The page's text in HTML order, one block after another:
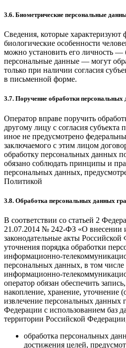
3.6. Биометрические персональные
Сведения, которые характеризуют
биологические особенности
можно установить его личность —
персональные данные — могут
только при наличии согласия
в письменной форме.
3.7. Поручение обработки
Оператор вправе поручить
другому лицу с согласия субъекта
иное не предусмотрено
заключаемого с этим лицом
обработку персональных данных
обязано соблюдать принципы и
персональных данных,
Политикой
3.8. Обработка персональных данных
В соответствии со статьей 2
21.07.2014 № 242-ФЗ «О внесении
законодательные акты Российской
уточнения порядка обработки
информационно-
персональных данных, в том числе
информационно-
оператор обязан обеспечить
накопление, хранение, уточнение
извлечение персональных данных
Федерации с использованием баз
территории Российской
обработка персональных
достижения целей,